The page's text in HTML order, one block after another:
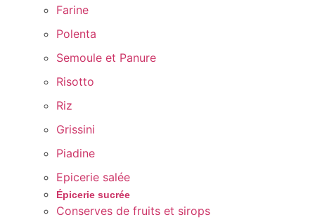
Farine
Polenta
Semoule et Panure
Risotto
Riz
Grissini
Piadine
Epicerie salée
Épicerie sucrée
Conserves de fruits et sirops